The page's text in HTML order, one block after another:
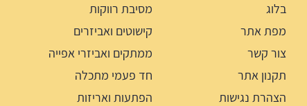
בלוג
מפת אתר
צור קשר
תקנון אתר
הצהרת נגישות
מסיבת רווקות
קישוטים ואביזרים
ממתקים ואביזרי אפייה
חד פעמי מתכלה
הפתעות ואריזות